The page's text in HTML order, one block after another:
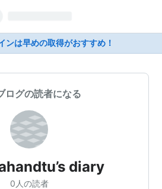
ンは早めの取得がおすすめ！
ログの読者になる
diary
0人の読者